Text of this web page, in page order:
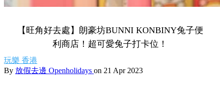
【旺角好去處】朗豪坊BUNNI KONBINY兔子便
利商店！超可愛兔子打卡位！
玩樂 香港
By 放假去邊 Openholidays on 21 Apr 2023